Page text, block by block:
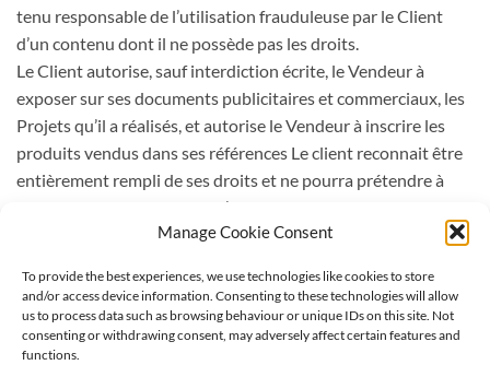
Manage Cookie Consent
To provide the best experiences, we use technologies like cookies to store
and/or access device information. Consenting to these technologies will allow
us to process data such as browsing behaviour or unique IDs on this site. Not
consenting or withdrawing consent, may adversely affect certain features and
functions.
tenu responsable de l’utilisation frauduleuse par le Client
d’un contenu dont il ne possède pas les droits.
Le Client autorise, sauf interdiction écrite, le Vendeur à
exposer sur ses documents publicitaires et commerciaux, les
Projets qu’il a réalisés, et autorise le Vendeur à inscrire les
produits vendus dans ses références Le client reconnait être
entièrement rempli de ses droits et ne pourra prétendre à
aucune rémunération pour l’exploitation des droits visés par
le présent paragraphe. Pour le total respect de la vie privée, la
communication sur toutes les photos de personnes.
Le Client reste propriétaire du contenu tout au long des
échanges avec le Vendeur, mais autorise celui-ci à utiliser les